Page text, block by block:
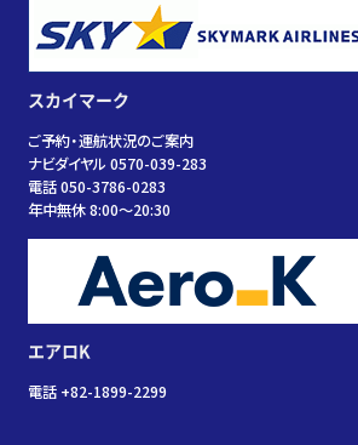
スカイマーク
ご予約・運航状況のご案内
ナビダイヤル 0570-039-283
電話 050-3786-0283
年中無休 8:00～20:30
エアロK
電話 +82-1899-2299